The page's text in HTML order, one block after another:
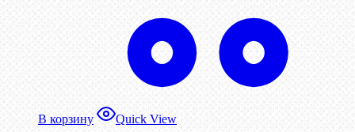
В корзину Quick View